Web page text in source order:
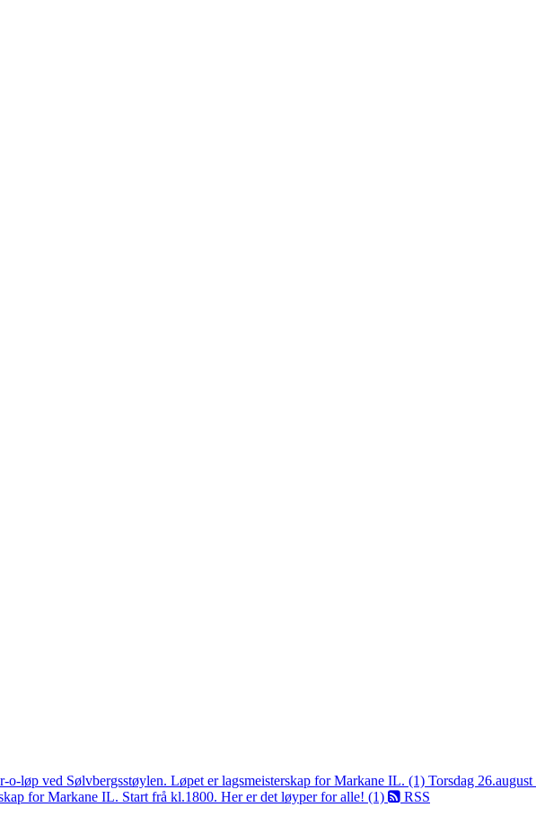
o-løp ved Sølvbergsstøylen. Løpet er lagsmeisterskap for Markane IL. (1) Torsdag
for Markane IL. Start frå kl.1800. Her er det løyper for alle! (1)
RSS